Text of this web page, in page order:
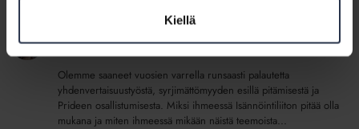
Kiellä
Pridestä
huudella?”
Olemme saaneet vuosien varrella runsaasti palautetta
yhdenvertaisuustyöstä, syrjimättömyyden esillä pitämisestä ja
Prideen osallistumisesta. Miksi ihmeessä Isännöintiliiton pitää olla
mukana ja miten ihmeessä mikään näistä teemoista...